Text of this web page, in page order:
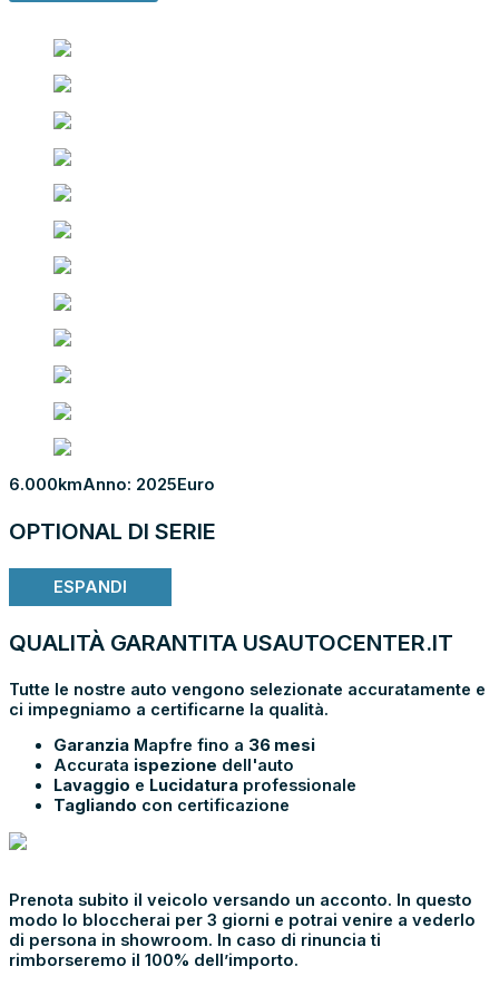
6.000kmAnno: 2025Euro
OPTIONAL DI SERIE
ESPANDI
QUALITÀ GARANTITA USAUTOCENTER.IT
Tutte le nostre auto vengono selezionate accuratamente e
ci impegniamo a certificarne la qualità.
Garanzia Mapfre fino a 36 mesi
Accurata ispezione dell'auto
Lavaggio e Lucidatura professionale
Tagliando con certificazione
Prenota subito il veicolo versando un acconto. In questo
modo lo bloccherai per 3 giorni e potrai venire a vederlo
di persona in showroom. In caso di rinuncia ti
rimborseremo il 100% dell’importo.